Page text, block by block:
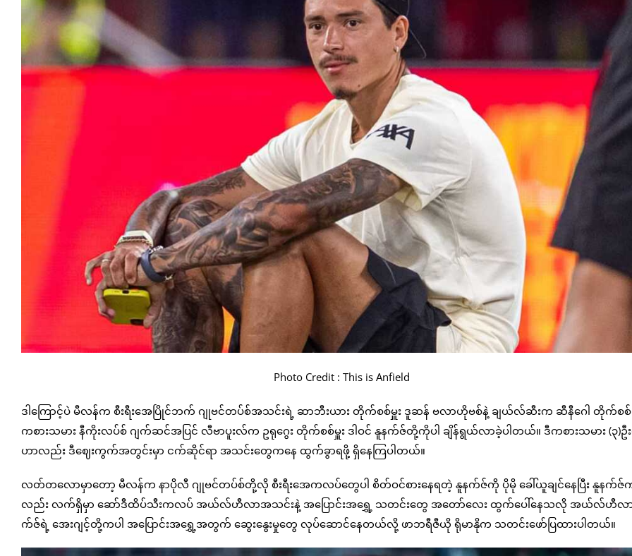
Photo Credit : This is Anfield
ဒါကြောင့်ပဲ မီလန်က စီးရီးအေပြိုင်ဘက် ဂျုဗင်တပ်စ်အသင်းရဲ့ ဆာဘီးယား တိုက်စစ်မှူး ဒူဆန် ဗလာဟိုဗစ်နဲ့ ချယ်လ်ဆီးက ဆီနီဂေါ တိုက်စစ်
ကစားသမား နီကိုးလပ်စ် ဂျက်ဆင်အပြင် လီဗာပူးလ်က ဥရုဂွေး တိုက်စစ်မှူး ဒါဝင် နူနက်ဇ်တို့ကိုပါ ချိန်ရွယ်လာခဲ့ပါတယ်။ ဒီကစားသမား (၃)ဦ
ဟာလည်း ဒီဈေးကွက်အတွင်းမှာ ငက်ဆိုင်ရာ အသင်းတွေကနေ ထွက်ခွာရဖို့ ရှိနေကြပါတယ်။
လတ်တလောမှာတော့ မီလန်က နာပိုလီ ဂျုဗင်တပ်စ်တို့လို စီးရီးအေကလပ်တွေပါ စိတ်ဝင်စားနေရတဲ့ နူနက်ဇ်ကို ပိုမို ခေါ်ယူချင်နေပြီး နူနက်ဇ်
လည်း လက်ရှိမှာ ဆော်ဒီထိပ်သီးကလပ် အယ်လ်ဟီလာအသင်းနဲ့ အပြောင်းအရွှေ့ သတင်းတွေ အတော်လေး ထွက်ပေါ်နေသလို အယ်လ်ဟီလာ
က်ဇ်ရဲ့ အေးဂျင့်တို့ကပါ အပြောင်းအရွှေ့အတွက် ဆွေးနွေးမှုတွေ လုပ်ဆောင်နေတယ်လို့ ဖာဘရီဇီယို ရိုမာနိုက သတင်းဖော်ပြထားပါတယ်။